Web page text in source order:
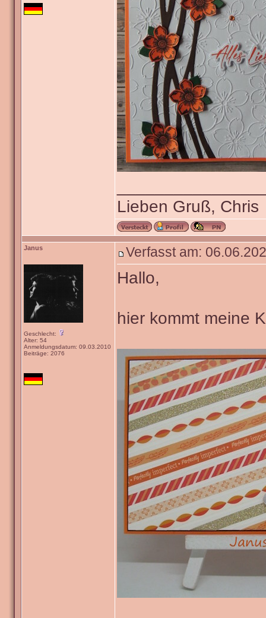
Lieben Gruß, Chris
Janus
Geschlecht:
Alter: 54
Anmeldungsdatum: 09.03.2010
Beiträge: 2076
Verfasst am:
Hallo,
hier kommt meine